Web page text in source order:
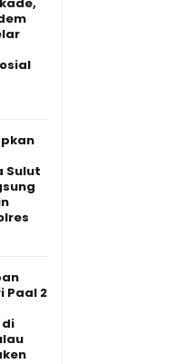
Sulut
Paal 2